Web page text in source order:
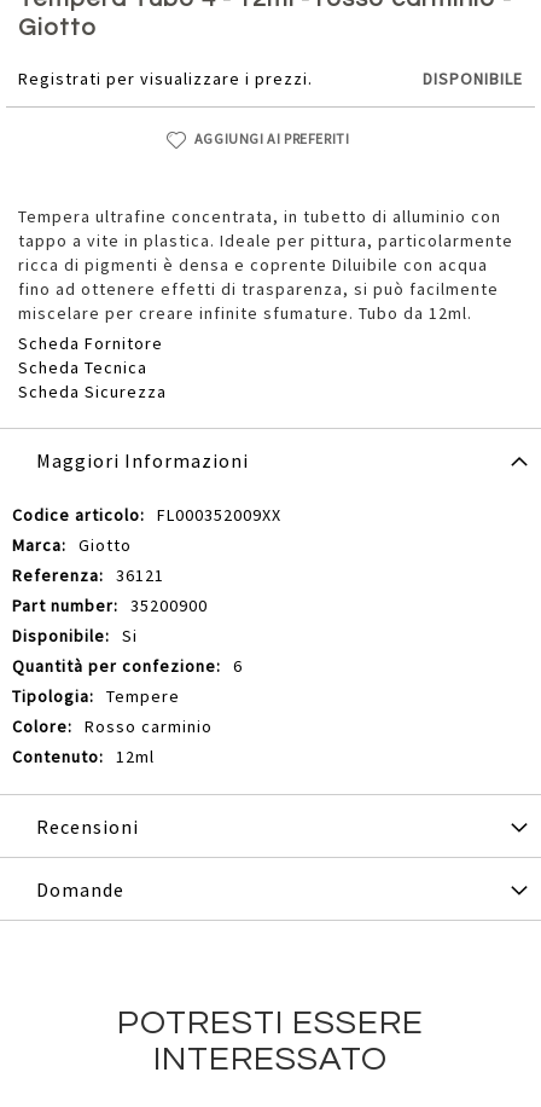
Giotto
Registrati per visualizzare i prezzi. DISPONIBILE
AGGIUNGI AI PREFERITI
Tempera ultrafine concentrata, in tubetto di alluminio con
tappo a vite in plastica. Ideale per pittura, particolarmente
ricca di pigmenti è densa e coprente Diluibile con acqua
fino ad ottenere effetti di trasparenza, si può facilmente
miscelare per creare infinite sfumature. Tubo da 12ml.
Scheda Fornitore
Scheda Tecnica
Scheda Sicurezza
della
galleria
immagini
Maggiori Informazioni
Maggiori
Informazioni
FL000352009XX
Giotto
36121
35200900
Si
6
Tempere
Rosso carminio
12ml
Recensioni
Domande
POTRESTI ESSERE
INTERESSATO